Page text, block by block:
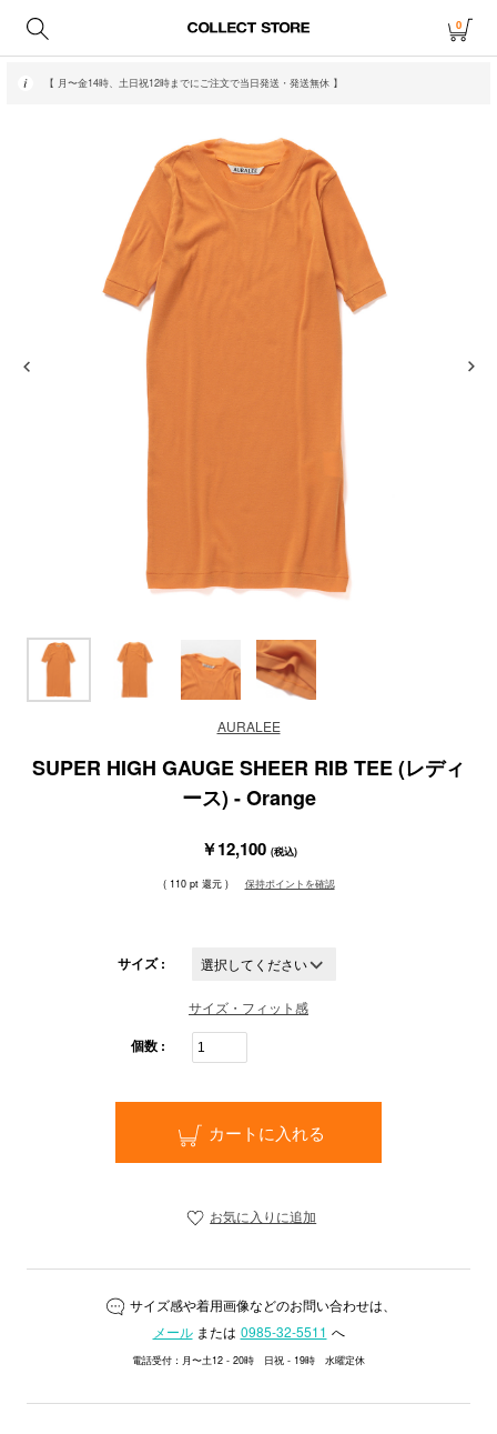
0
【 月〜金14時、土日祝12時までにご注文で当日発送・発送無休 】
AURALEE
SUPER HIGH GAUGE SHEER RIB TEE (レディ
ース) - Orange
￥12,100 (税込)
( 110 pt 還元 ) 保持ポイントを確認
サイズ :
サイズ・フィット感
個数 :
カートに入れる
お気に入りに追加
サイズ感や着用画像などのお問い合わせは、
メールまたは 0985-32-5511 へ
電話受付：月〜土12 - 20時 日祝 - 19時 水曜定休